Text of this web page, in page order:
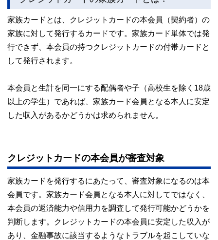
執筆者・監修者による執筆体制を築くことで、内容のわかり
やすさはもちろんのこと、読み応えのあるコンテンツと確か
な情報発信を実現しています。
コンシェルジュを目指します。
家族カードとは、クレジットカードの本会員（契約者）の
家族に対して発行するカードです。家族カード単体では発
行できず、本会員の持つクレジットカードの付帯カードと
して発行されます。
本会員と生計を同一にする配偶者や子（高校生を除く18歳
以上の学生）であれば、家族カード会員となる本人に安定
した収入があるかどうかは求められません。
クレジットカードの本会員が審査対象
家族カードを発行するにあたって、審査対象になるのは本
会員です。家族カード会員となる本人に対してではなく、
本会員の返済能力や信用力を調査して発行可能かどうかを
判断します。クレジットカードの本会員に安定した収入が
あり、金融事故に該当するようなトラブルを起こしていな